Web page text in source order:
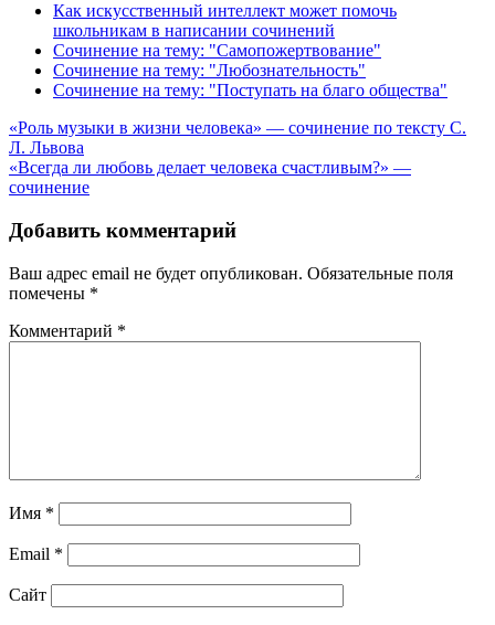
Как искусственный интеллект может помочь
школьникам в написании сочинений
Сочинение на тему: "Самопожертвование"
Сочинение на тему: "Любознательность"
Сочинение на тему: "Поступать на благо общества"
Навигация
по
записям
«Роль музыки в жизни человека» — сочинение по тексту С.
Л. Львова
«Всегда ли любовь делает человека счастливым?» —
сочинение
Добавить комментарий
Ваш адрес email не будет опубликован. Обязательные поля
помечены *
Комментарий *
Имя *
Email *
Сайт